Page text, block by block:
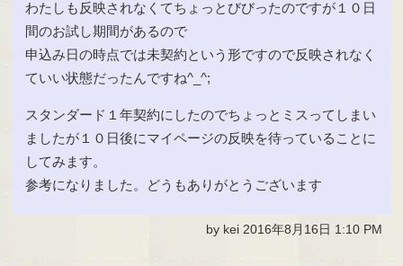
わたしも反映されなくてちょっとびびったのですが１０日
間のお試し期間があるので
申込み日の時点では未契約という形ですので反映されなく
ていい状態だったんですね^_^;
スタンダード１年契約にしたのでちょっとミスってしまい
ましたが１０日後にマイページの反映を待っていることに
してみます。
参考になりました。どうもありがとうございます
by kei 2016年8月16日 1:10 PM